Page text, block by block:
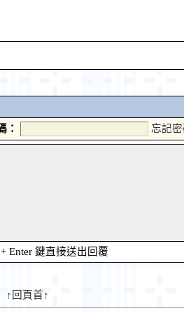
： 忘記
Enter 鍵直接送出回覆
↑回頁首↑